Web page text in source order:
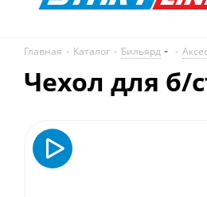
Главная - Каталог - Бильярд -
Чехол для б/